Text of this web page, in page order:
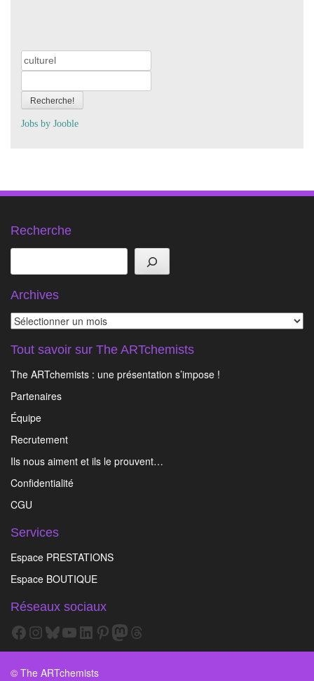
Recherche!
Jobs by Jooble
Recherche
Rechercher
Archives
Archives
Tout savoir sur The ARTchemists
The ARTchemists : une présentation s’impose !
Partenaires
Équipe
Recrutement
Ils nous aiment et ils le prouvent…
Confidentialité
CGU
Services
Espace PRESTATIONS
Espace BOUTIQUE
Réseaux sociaux
Facebook
Instagram
Bluesky
YouTube
LinkedIn
Pinterest
Mastodon
Threads
© The ARTchemists